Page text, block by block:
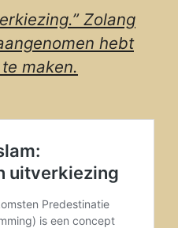
Zolang
hebt
maken.